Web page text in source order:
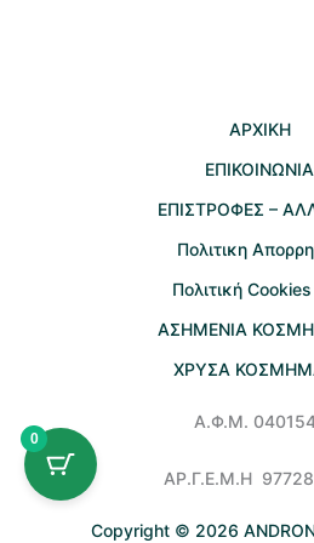
AΡΧΙΚΗ
ΕΠΙΚΟΙΝΩΝΙΑ
EΠΙΣΤΡΟΦΕΣ –
Πολιτικη
Πολιτική
ΑΣΗΜΕΝΙΑ
ΧΡΥΣΑ
Α.Φ.Μ.
ΑΡ.Γ.Ε.Μ.Η
Copyright © 2026
0